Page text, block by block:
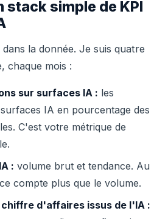
stack simple de KPI
la donnée. Je suis quatre
chaque mois :
sur surfaces IA : les
IA en pourcentage des
C'est votre métrique de
: volume brut et tendance. Au
compte plus que le volume.
d'affaires issus de l'IA :